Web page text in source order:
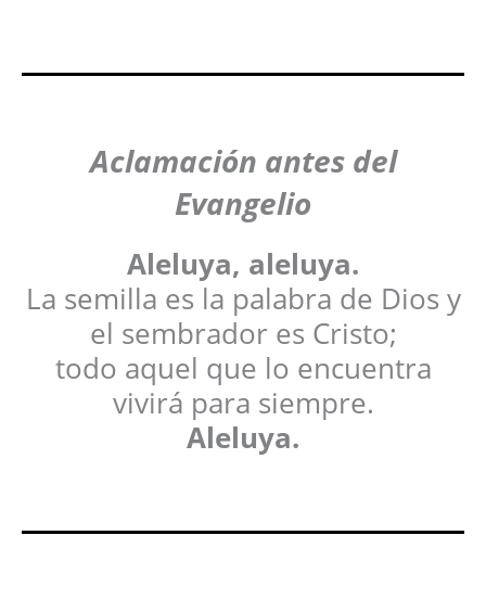
Aclamación antes del
Evangelio
Aleluya, aleluya.
La semilla es la palabra de Dios y
el sembrador es Cristo;
todo aquel que lo encuentra
vivirá para siempre.
Aleluya.